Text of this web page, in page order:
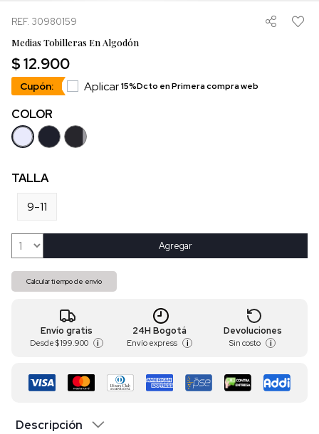
REF. 30980159
Medias Tobilleras En Algodón
$ 12.900
Cupón: Aplicar15%Dcto en Primera compra web
COLOR
TALLA
9-11
Agregar
Calcular tiempo de envío
Envío gratis
Desde $ 199.900 i
24H Bogotá
Envío express i
Devoluciones
Sin costo i
Descripción